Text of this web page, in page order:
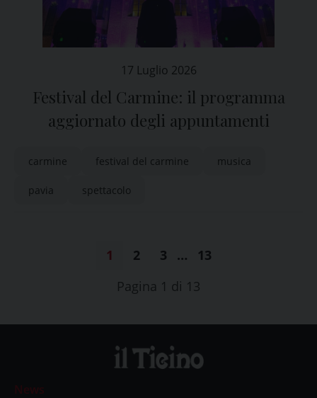
17 Luglio 2026
Festival del Carmine: il programma
aggiornato degli appuntamenti
carmine festival del carmine musica
pavia spettacolo
1 2 3 …
13
Pagina 1 di 13
News